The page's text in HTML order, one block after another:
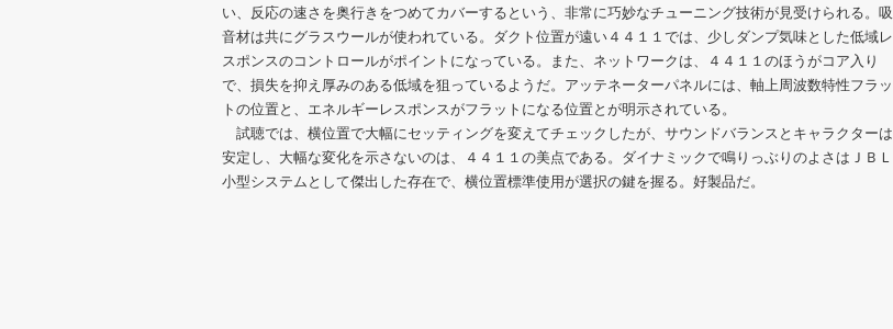
い、反応の速さを奥行きをつめてカバーするという、非常に巧妙なチューニング技術が見受けられる。吸
音材は共にグラスウールが使われている。ダクト位置が遠い４４１１では、少しダンプ気味とした低域レ
スポンスのコントロールがポイントになっている。また、ネットワークは、４４１１のほうがコア入り
で、損失を抑え厚みのある低域を狙っているようだ。アッテネーターパネルには、軸上周波数特性フラッ
トの位置と、エネルギーレスポンスがフラットになる位置とが明示されている。
試聴では、横位置で大幅にセッティングを変えてチェックしたが、サウンドバランスとキャラクターは
安定し、大幅な変化を示さないのは、４４１１の美点である。ダイナミックで鳴りっぶりのよさはＪＢＬ
小型システムとして傑出した存在で、横位置標準使用が選択の鍵を握る。好製品だ。